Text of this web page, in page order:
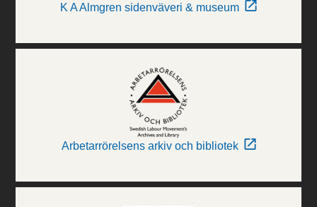
K A Almgren sidenväveri & museum
Arbetarrörelsens arkiv och bibliotek